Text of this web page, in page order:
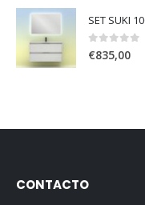
SET SUKI
0out of
€835,00
CONTACTO